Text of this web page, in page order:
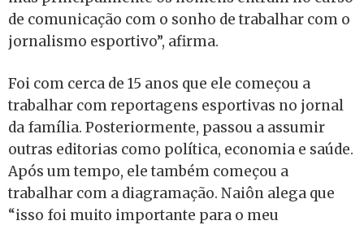
de comunicação com o sonho de trabalhar com o
jornalismo esportivo”, afirma.
Foi com cerca de 15 anos que ele começou a
trabalhar com reportagens esportivas no jornal
da família. Posteriormente, passou a assumir
outras editorias como política, economia e saúde.
Após um tempo, ele também começou a
trabalhar com a diagramação. Naiôn alega que
“isso foi muito importante para o meu